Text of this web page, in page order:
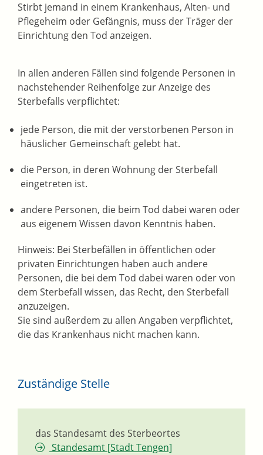
Stirbt jemand in einem Krankenhaus, Alten- und
Pflegeheim oder Gefängnis, muss der Träger der
Einrichtung den Tod anzeigen.
In allen anderen Fällen sind folgende Personen in
nachstehender Reihenfolge zur Anzeige des
Sterbefalls verpflichtet:
jede Person, die mit der verstorbenen Person in
häuslicher Gemeinschaft gelebt hat.
die Person, in deren Wohnung der Sterbefall
eingetreten ist.
andere Personen, die beim Tod dabei waren oder
aus eigenem Wissen davon Kenntnis haben.
Hinweis: Bei Sterbefällen in öffentlichen oder
privaten Einrichtungen haben auch andere
Personen, die bei dem Tod dabei waren oder von
dem Sterbefall wissen, das Recht, den Sterbefall
anzuzeigen.
Sie sind außerdem zu allen Angaben verpflichtet,
die das Krankenhaus nicht machen kann.
Zuständige Stelle
das Standesamt des Sterbeortes
Standesamt [Stadt Tengen]